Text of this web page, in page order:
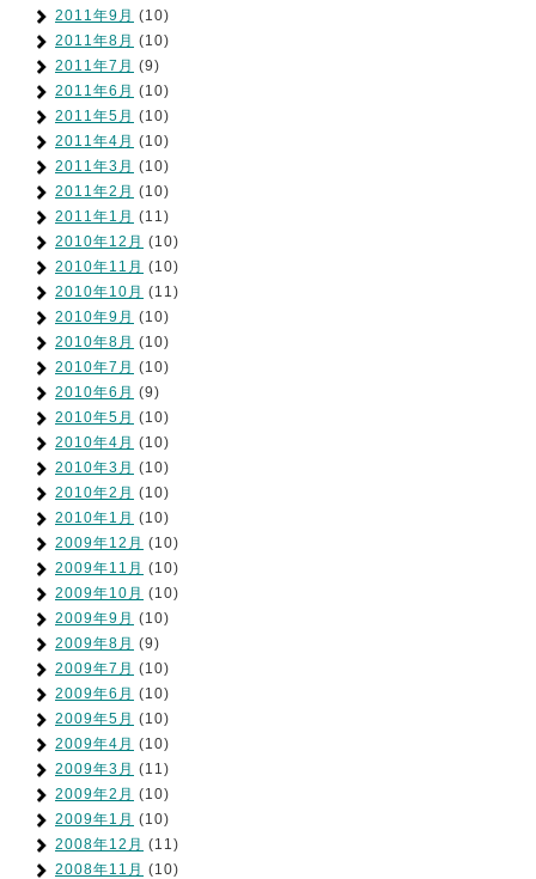
2011年9月 (10)
2011年8月 (10)
2011年7月 (9)
2011年6月 (10)
2011年5月 (10)
2011年4月 (10)
2011年3月 (10)
2011年2月 (10)
2011年1月 (11)
2010年12月 (10)
2010年11月 (10)
2010年10月 (11)
2010年9月 (10)
2010年8月 (10)
2010年7月 (10)
2010年6月 (9)
2010年5月 (10)
2010年4月 (10)
2010年3月 (10)
2010年2月 (10)
2010年1月 (10)
2009年12月 (10)
2009年11月 (10)
2009年10月 (10)
2009年9月 (10)
2009年8月 (9)
2009年7月 (10)
2009年6月 (10)
2009年5月 (10)
2009年4月 (10)
2009年3月 (11)
2009年2月 (10)
2009年1月 (10)
2008年12月 (11)
2008年11月 (10)